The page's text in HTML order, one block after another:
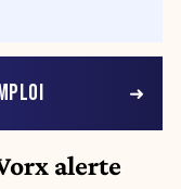
alerte